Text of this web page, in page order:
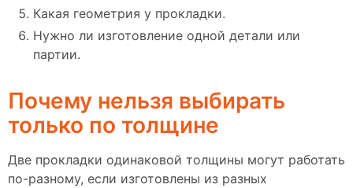
Какая геометрия у прокладки.
Нужно ли изготовление одной детали или
партии.
Почему нельзя выбирать
только по толщине
Две прокладки одинаковой толщины могут работать
по-разному, если изготовлены из разных